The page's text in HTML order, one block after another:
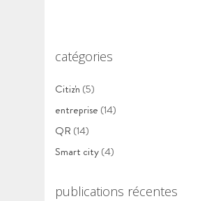
catégories
Citiz'n (5)
entreprise (14)
QR (14)
Smart city(4)
publications récentes